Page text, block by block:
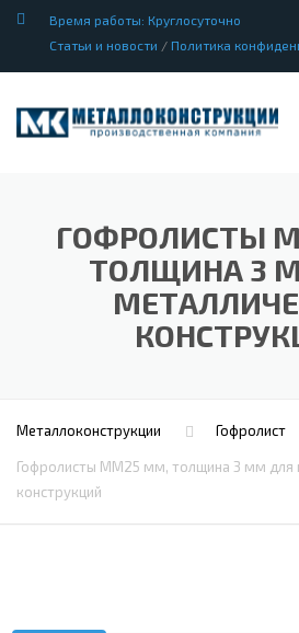
Время работы: Круглосуточно
Статьи и новости / Политика
ГОФРОЛИСТЫ
ТОЛЩИНА 3
Металлоконструкции Гофролист
Гофролисты ММ25 мм, толщина 3 мм для
конструкций